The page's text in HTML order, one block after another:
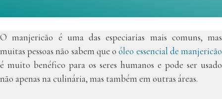
O manjericão é uma das especiarias mais comuns, mas
muitas pessoas não sabem que oóleo essencial de manjericão
é muito benéfico para os seres humanos e pode ser usado
não apenas na culinária, mas também em outras áreas.